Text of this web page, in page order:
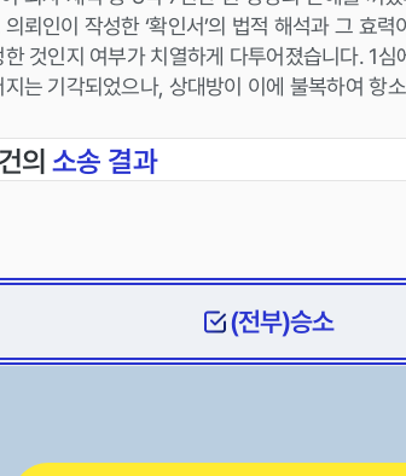
뢰인이 작성한 ‘확인서’의 법적 해석과 그 효
것인지 여부가 치열하게 다투어졌습니다. 1
는 기각되었으나, 상대방이 이에 불복하여 항
의소송 결과
(전부)승소